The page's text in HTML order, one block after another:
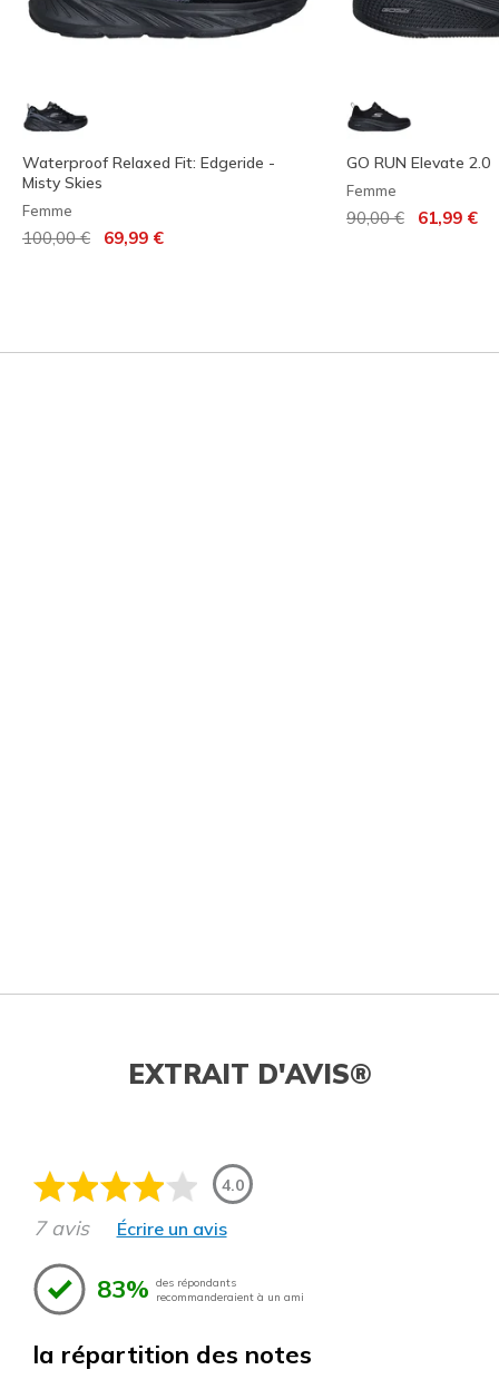
Waterproof Relaxed Fit: Edgeride -
Misty Skies
Femme
Prix réduit de
100,00 € 69,99 €
GO RUN Elevate 2.0
Femme
Prix réduit de
90,00 €à 61,99 €
EXTRAIT D'AVIS®
4.0
7 avis Écrire un avis
83% des répondants
recommanderaient à un ami
la répartition des notes